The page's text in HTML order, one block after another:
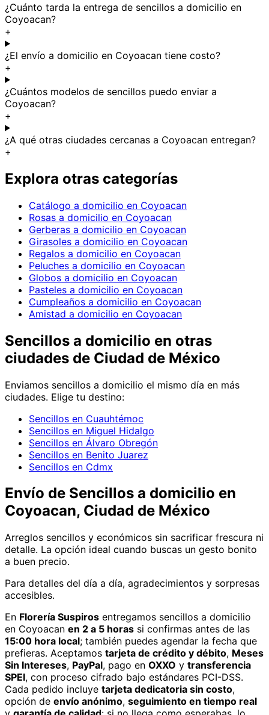
¿Cuánto tarda la entrega de sencillos a domicilio en
Coyoacan?
+
¿El envío a domicilio en Coyoacan tiene costo?
+
¿Cuántos modelos de sencillos puedo enviar a
Coyoacan?
+
¿A qué otras ciudades cercanas a Coyoacan entregan?
+
Explora otras categorías
Catálogo a domicilio en Coyoacan
Rosas a domicilio en Coyoacan
Gerberas a domicilio en Coyoacan
Girasoles a domicilio en Coyoacan
Regalos a domicilio en Coyoacan
Peluches a domicilio en Coyoacan
Globos a domicilio en Coyoacan
Pasteles a domicilio en Coyoacan
Cumpleaños a domicilio en Coyoacan
Amistad a domicilio en Coyoacan
Sencillos a domicilio en otras
ciudades de Ciudad de México
Enviamos sencillos a domicilio el mismo día en más
ciudades. Elige tu destino:
Sencillos en Cuauhtémoc
Sencillos en Miguel Hidalgo
Sencillos en Álvaro Obregón
Sencillos en Benito Juarez
Sencillos en Cdmx
Envío de Sencillos a domicilio en
Coyoacan, Ciudad de México
Arreglos sencillos y económicos sin sacrificar frescura ni
detalle. La opción ideal cuando buscas un gesto bonito
a buen precio.
Para detalles del día a día, agradecimientos y sorpresas
accesibles.
En Florería Suspiros entregamos sencillos a domicilio
en Coyoacan en 2 a 5 horas si confirmas antes de las
15:00 hora local; también puedes agendar la fecha que
prefieras. Aceptamos tarjeta de crédito y débito, Meses
Sin Intereses, PayPal, pago en OXXO y transferencia
SPEI, con proceso cifrado bajo estándares PCI-DSS.
Cada pedido incluye tarjeta dedicatoria sin costo,
opción de envío anónimo, seguimiento en tiempo real